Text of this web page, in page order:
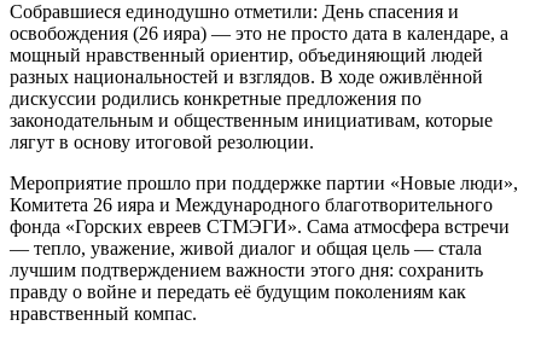
Собравшиеся единодушно отметили: День спасения и
освобождения (26 ияра) — это не просто дата в календаре, а
мощный нравственный ориентир, объединяющий людей
разных национальностей и взглядов. В ходе оживлённой
дискуссии родились конкретные предложения по
законодательным и общественным инициативам, которые
лягут в основу итоговой резолюции.
Мероприятие прошло при поддержке партии «Новые люди»,
Комитета 26 ияра и Международного благотворительного
фонда «Горских евреев СТМЭГИ». Сама атмосфера встречи
— тепло, уважение, живой диалог и общая цель — стала
лучшим подтверждением важности этого дня: сохранить
правду о войне и передать её будущим поколениям как
нравственный компас.